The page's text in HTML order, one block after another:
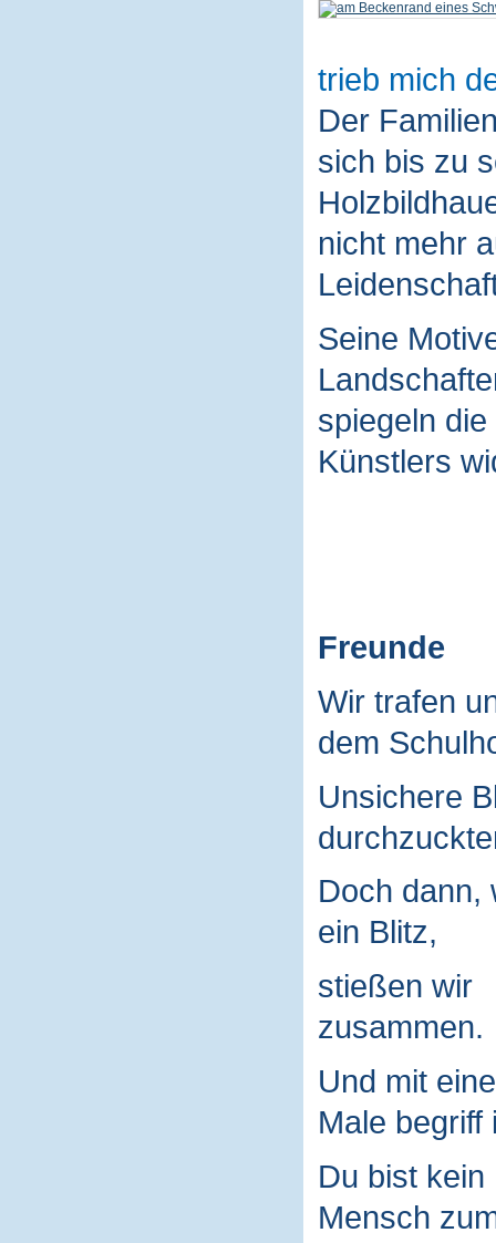
trieb mich
Der
sich bis zu
nicht mehr
Seine
spiegeln
Künstlers
Freunde
Wir trafen
dem
Unsichere
Doch dann,
ein Blitz,
stießen wir
zusammen.
Und mit
Male begriff
Du bist kein
Mensch